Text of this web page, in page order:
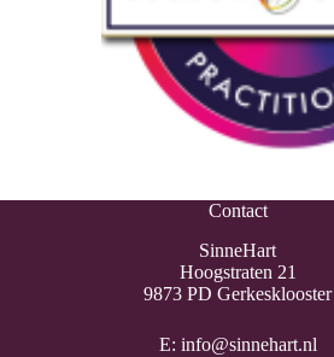
Contact
SinneHart
Hoogstraten 21
9873 PD Gerkesklooster
E: info@sinnehart.nl